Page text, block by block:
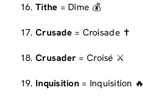
Tithe = Dîme 💰
Crusade = Croisade ✝️
Crusader = Croisé ⚔️
Inquisition= Inquisition 🔥